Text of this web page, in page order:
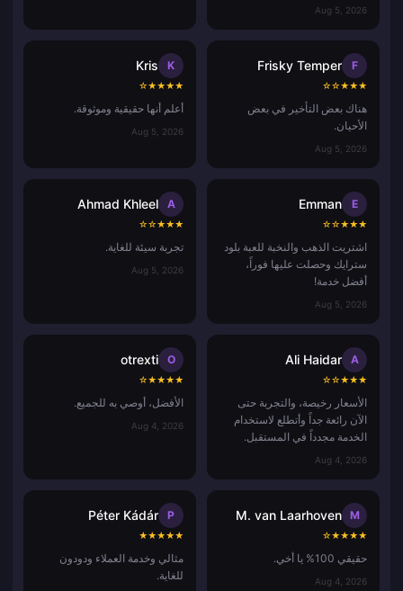
Aug 5, 2026
F
Frisky Temper
★
★
★
☆
☆
هناك بعض التأخير في بعض
الأحيان.
Aug 5, 2026
K
Kris
★
★
★
★
☆
أعلم أنها حقيقية وموثوقة.
Aug 5, 2026
E
Emman
★
★
★
☆
☆
اشتريت الذهب والنخبة للعبة بلود
سترايك وحصلت عليها فوراً،
أفضل خدمة!
Aug 5, 2026
A
Ahmad Khleel
★
★
★
☆
☆
تجربة سيئة للغاية.
Aug 5, 2026
A
Ali Haidar
★
★
★
☆
☆
الأسعار رخيصة، والتجربة حتى
الآن رائعة جداً وأتطلع لاستخدام
الخدمة مجدداً في المستقبل.
Aug 4, 2026
O
otrexti
★
★
★
★
☆
الأفضل، أوصي به للجميع.
Aug 4, 2026
M
M. van Laarhoven
★
★
★
★
☆
حقيقي 100% يا أخي.
Aug 4, 2026
P
Péter Kádár
★
★
★
★
★
مثالي وخدمة العملاء ودودون
للغاية.